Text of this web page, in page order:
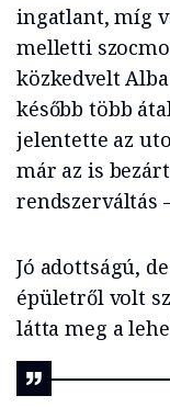
ingatlant, míg
melletti
közkedvelt
később több
jelentette az
már az is
rendszerváltás
Jó adottságú,
épületről volt
látta meg a